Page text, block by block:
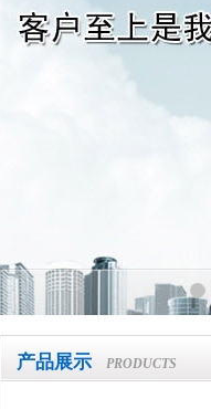
产品展示 PRODUCTS